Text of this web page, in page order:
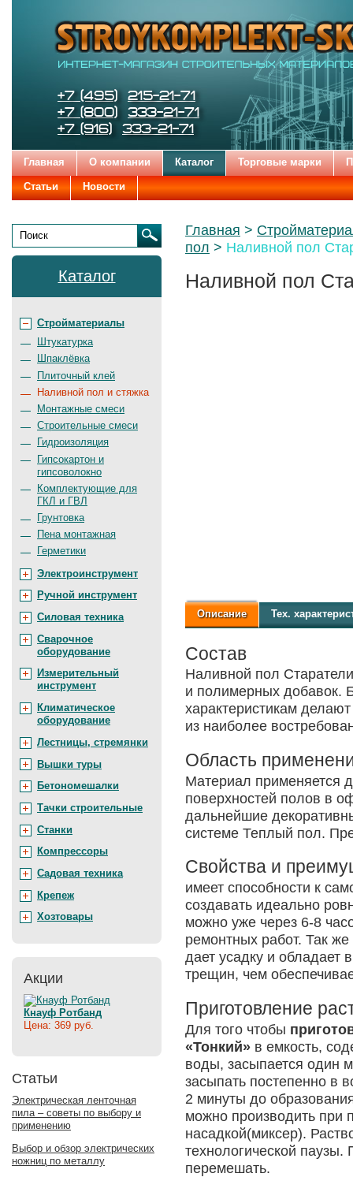
STROYKOMPLEKT-SK
отделочные
материалы
Телефоны:
+7 (495)
215-21-71
+7 (800)
333-21-71
+7 (916)
333-21-71
Главная О компании Каталог Торговые марки
Статьи Новости
Родительские
страницы:
Главная
пол
Наливной пол
Наливной пол
Описание Тех.
Состав
Наливной пол
и полимерных добавок.
характеристикам
из наиболее
Область
Материал применяется
поверхностей полов в
дальнейшие
системе Теплый пол.
Свойства и
имеет способности к
создавать идеально
можно уже через 6-8
ремонтных работ. Так
дает усадку и обладает
трещин, чем
Приготовление
Для того чтобы
«Тонкий» в емкость,
воды, засыпается один
засыпать постепенно в
2 минуты до
можно производить при
насадкой(миксер).
технологической
перемешать.
Поиск
Каталог
Стройматериалы
Штукатурка
Шпаклёвка
Плиточный клей
Наливной пол и стяжка
Монтажные смеси
Строительные смеси
Гидроизоляция
Гипсокартон и
гипсоволокно
Комплектующие для
ГКЛ и ГВЛ
Грунтовка
Пена монтажная
Герметики
Электроинструмент
Ручной инструмент
Силовая техника
Сварочное
оборудование
Измерительный
инструмент
Климатическое
оборудование
Лестницы, стремянки
Вышки туры
Бетономешалки
Тачки строительные
Станки
Компрессоры
Садовая техника
Крепеж
Хозтовары
Акции
Кнауф Ротбанд
Цена: 369 руб.
Статьи
Электрическая ленточная
пила – советы по выбору и
применению
Выбор и обзор электрических
ножниц по металлу